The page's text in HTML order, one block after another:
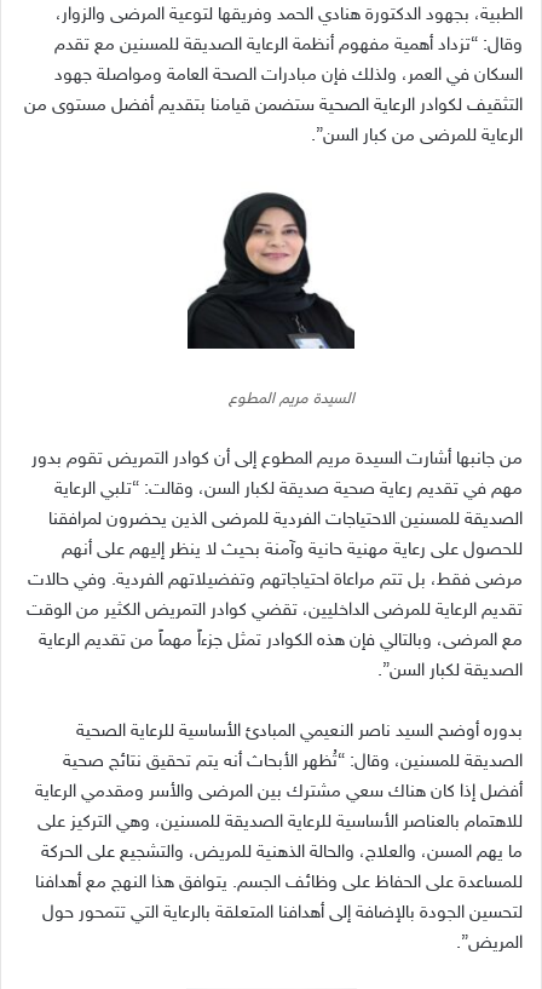
الطبية، بجهود الدكتورة هنادي الحمد وفريقها لتوعية المرضى والزوار،
وقال: “تزداد أهمية مفهوم أنظمة الرعاية الصديقة للمسنين مع تقدم
السكان في العمر، ولذلك فإن مبادرات الصحة العامة ومواصلة جهود
التثقيف لكوادر الرعاية الصحية ستضمن قيامنا بتقديم أفضل مستوى من
الرعاية للمرضى من كبار السن”.
السيدة مريم المطوع
من جانبها أشارت السيدة مريم المطوع إلى أن كوادر التمريض تقوم بدور
مهم في تقديم رعاية صحية صديقة لكبار السن، وقالت: “تلبي الرعاية
الصديقة للمسنين الاحتياجات الفردية للمرضى الذين يحضرون لمرافقنا
للحصول على رعاية مهنية حانية وآمنة بحيث لا ينظر إليهم على أنهم
مرضى فقط، بل تتم مراعاة احتياجاتهم وتفضيلاتهم الفردية. وفي حالات
تقديم الرعاية للمرضى الداخليين، تقضي كوادر التمريض الكثير من الوقت
مع المرضى، وبالتالي فإن هذه الكوادر تمثل جزءاً مهماً من تقديم الرعاية
الصديقة لكبار السن”.
بدوره أوضح السيد ناصر النعيمي المبادئ الأساسية للرعاية الصحية
الصديقة للمسنين، وقال: “تُظهر الأبحاث أنه يتم تحقيق نتائج صحية
أفضل إذا كان هناك سعي مشترك بين المرضى والأسر ومقدمي الرعاية
للاهتمام بالعناصر الأساسية للرعاية الصديقة للمسنين، وهي التركيز على
ما يهم المسن، والعلاج، والحالة الذهنية للمريض، والتشجيع على الحركة
للمساعدة على الحفاظ على وظائف الجسم. يتوافق هذا النهج مع أهدافنا
لتحسين الجودة بالإضافة إلى أهدافنا المتعلقة بالرعاية التي تتمحور حول
المريض”.